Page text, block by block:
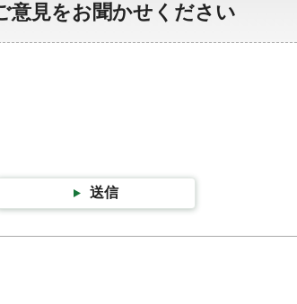
意見をお聞かせください
送信